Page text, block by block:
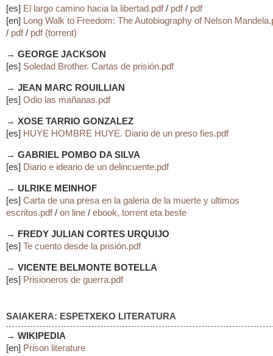
[es] El largo camino hacia la libertad.pdf/ pdf/ pdf
[en] Long Walk to Freedom: The Autobiography of Nelson
/ pdf/ pdf (torrent)
→ GEORGE JACKSON
[es] Soledad Brother. Cartas de prisión.pdf
→ JEAN MARC ROUILLIAN
[es] Odio las mañanas.pdf
→ XOSE TARRIO GONZALEZ
[es] HUYE HOMBRE HUYE. Diario de un preso fies.pdf
→ GABRIEL POMBO DA SILVA
[es] Diario e ideario de un delincuente.pdf
→ ULRIKE MEINHOF
[es] Carta de una presa en la galeria de la muerte y ultimos
escritos.pdf/ on line / ebook, torrent eta beste
→
FREDY JULIAN CORTES URQUIJO
[es] Te cuento desde la prisión.pdf
→ VICENTE BELMONTE BOTELLA
[es] Prisioneros de guerra.pdf
SAIAKERA: ESPETXEKO LITERATURA
→ WIKIPEDIA
[en] Prison literature